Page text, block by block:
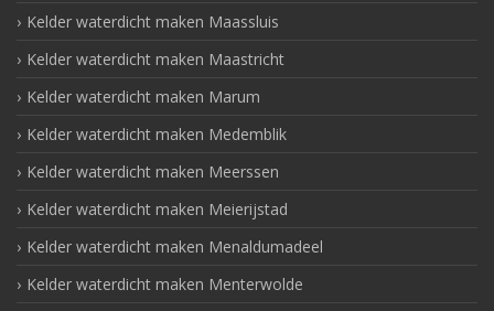
Kelder waterdicht maken Maassluis
Kelder waterdicht maken Maastricht
Kelder waterdicht maken Marum
Kelder waterdicht maken Medemblik
Kelder waterdicht maken Meerssen
Kelder waterdicht maken Meierijstad
Kelder waterdicht maken Menaldumadeel
Kelder waterdicht maken Menterwolde